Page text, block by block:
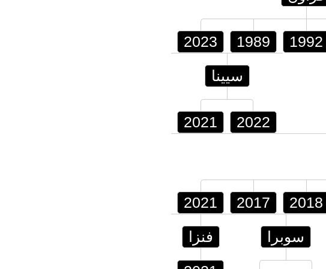
2023 1989 1992
سيينا
2021 2022
2021 2017 2018
فنزا سوبرا